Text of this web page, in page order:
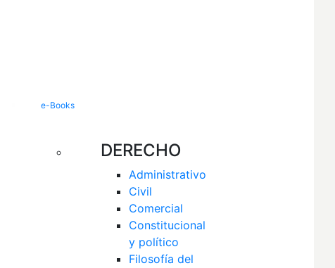
e-Books
DERECHO
Administrativo
Civil
Comercial
Constitucional
y político
Filosofía del